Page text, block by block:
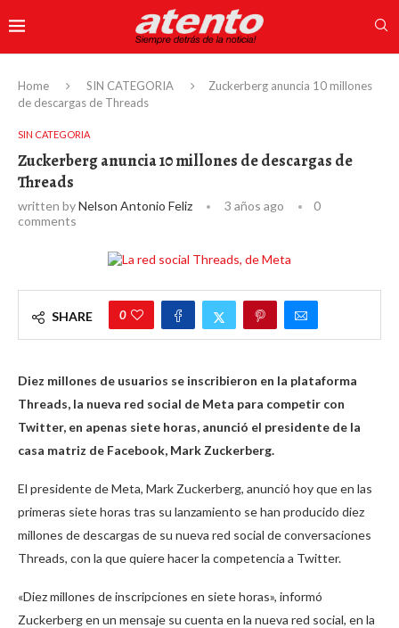
Home SIN CATEGORIA
Zuckerberg anuncia 10 millones
de descargas de Threads
SIN CATEGORIA
Zuckerberg anuncia 10 millones de descargas de
Threads
written byNelson Antonio Feliz 3 años ago
0
comments
SHARE 0
Diez millones de usuarios se inscribieron en la plataforma
Threads, la nueva red social de Meta para competir con
Twitter, en apenas siete horas, anunció el presidente de la
casa matriz de Facebook, Mark Zuckerberg.
El presidente de Meta, Mark Zuckerberg, anunció hoy que en las
primeras siete horas tras su lanzamiento se han producido diez
millones de descargas de su nueva red social de conversaciones
Threads, con la que quiere hacer la competencia a Twitter.
«Diez millones de inscripciones en siete horas», informó
Zuckerberg en un mensaje su cuenta en la nueva red social, en la